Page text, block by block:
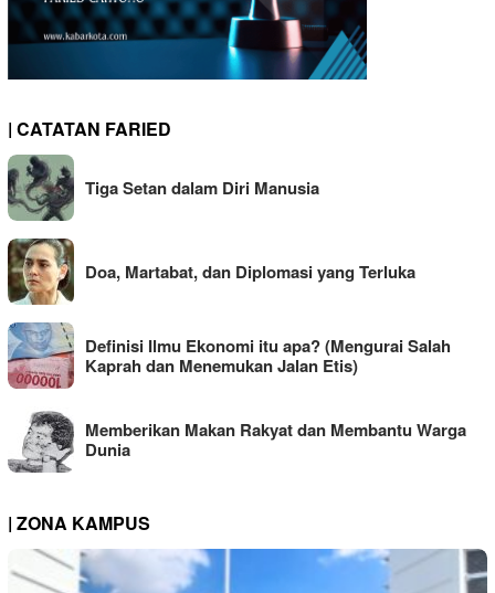
| CATATAN FARIED
Tiga Setan dalam Diri Manusia
Doa, Martabat, dan Diplomasi yang Terluka
Definisi Ilmu Ekonomi itu apa? (Mengurai Salah
Kaprah dan Menemukan Jalan Etis)
Memberikan Makan Rakyat dan Membantu Warga
Dunia
| ZONA KAMPUS